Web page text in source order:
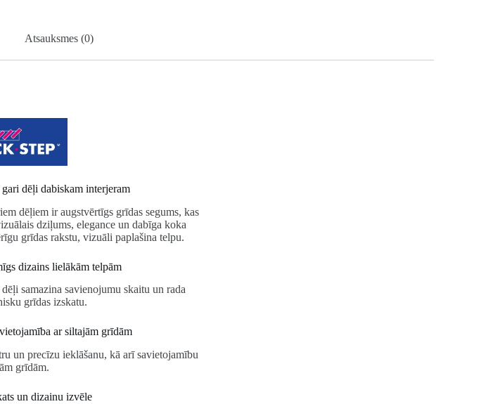
Atsauksmes (0)
dēļi dabiskam interjeram
dēļiem ir augstvērtīgs grīdas segums, kas
dziļums, elegance un dabīga koka
grīdas rakstu, vizuāli paplašina telpu.
dizains lielākām telpām
samazina savienojumu skaitu un rada
grīdas izskatu.
ar siltajām grīdām
un precīzu ieklāšanu, kā arī savietojamību
grīdām.
un dizainu izvēle